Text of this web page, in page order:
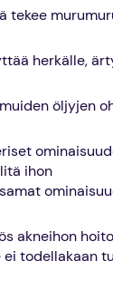
tekee
herkälle,
öljyjen
ihon
akneihon
todellakaan